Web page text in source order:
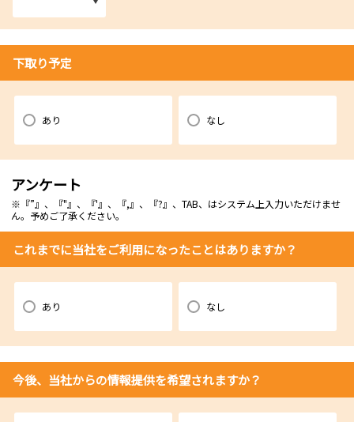
下取り予定
あり なし
アンケート
※『”』、『"』、『'』、『,』、『?』、TAB、はシステム上入力いただけませ
ん。予めご了承ください。
これまでに当社をご利用になったことはありますか？
あり なし
今後、当社からの情報提供を希望されますか？